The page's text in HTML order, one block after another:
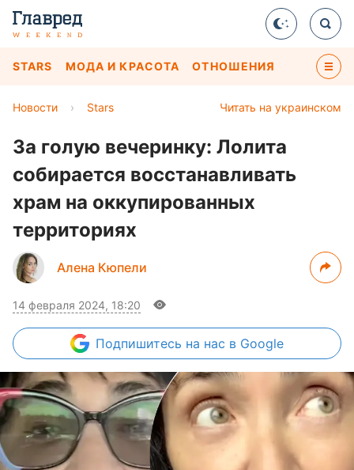
STARS МОДА И КРАСОТА ОТНОШЕНИЯ
Читать на украинском
Новости › Stars
За голую вечеринку: Лолита
собирается восстанавливать
храм на оккупированных
территориях
Алена Кюпели
14 февраля 2024, 18:20
Подпишитесь на нас в Google